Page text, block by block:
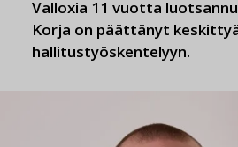
Valloxia 11 vuotta
Korja on päättänyt
hallitustyöskentelyyn.